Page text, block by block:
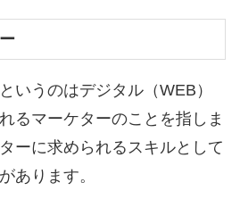
いうのはデジタル（WEB）
るマーケターのことを指しま
ーに求められるスキルとして
あります。